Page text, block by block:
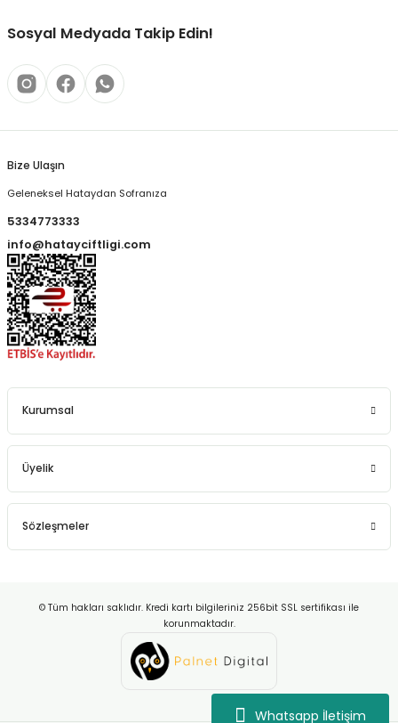
Whatsapp İletişim
Sosyal Medyada Takip Edin!
Bize Ulaşın
Geleneksel Hataydan Sofranıza
5334773333
info@hatayciftligi.com
Kurumsal
Üyelik
Sözleşmeler
© Tüm hakları saklıdır. Kredi kartı bilgileriniz 256bit SSL sertifikası ile
korunmaktadır.